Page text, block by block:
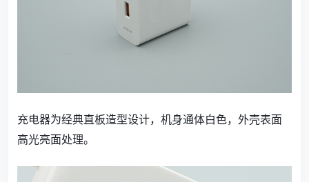
充电器为经典直板造型设计，机身通体白色，外壳表面
高光亮面处理。